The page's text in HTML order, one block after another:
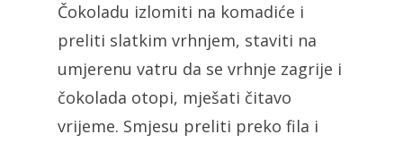
Čokoladu izlomiti na komadiće i
preliti slatkim vrhnjem, staviti na
umjerenu vatru da se vrhnje zagrije i
čokolada otopi, mješati čitavo
vrijeme. Smjesu preliti preko fila i